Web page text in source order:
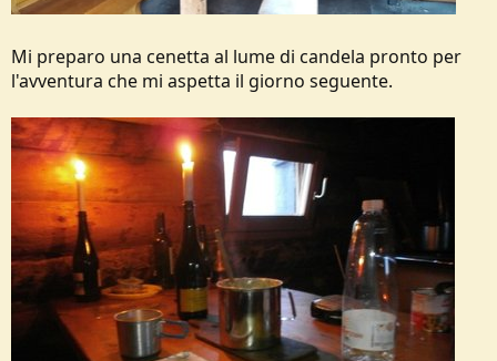
Mi preparo una cenetta al lume di candela pronto per
l'avventura che mi aspetta il giorno seguente.